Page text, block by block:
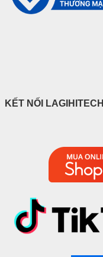
KẾT NỐI LAGIHITECH